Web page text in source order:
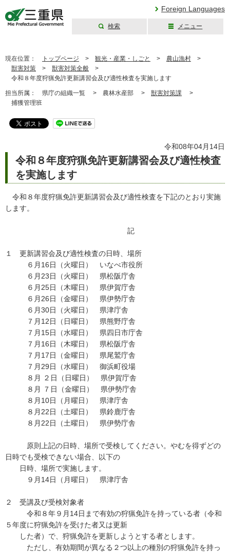
Foreign Languages
検索 メニュー
現在位置： トップページ > 観光・産業・しごと > 農山漁村 >
獣害対策 > 獣害対策全般 >
令和８年度狩猟免許更新講習会及び適性検査を実施します
担当所属： 県庁の組織一覧 > 農林水産部 > 獣害対策課 >
捕獲管理班
令和08年04月14日
令和８年度狩猟免許更新講習会及び適性検査
を実施します
令和８年度狩猟免許更新講習会及び適性検査を下記のとおり実施
します。
記
１ 更新講習会及び適性検査の日時、場所
６月16日（火曜日） いなべ市役所
６月23日（火曜日） 県松阪庁舎
６月25日（木曜日） 県伊賀庁舎
６月26日（金曜日） 県伊勢庁舎
６月30日（火曜日） 県津庁舎
７月12日（日曜日） 県熊野庁舎
７月15日（水曜日） 県四日市庁舎
７月16日（木曜日） 県松阪庁舎
７月17日（金曜日） 県尾鷲庁舎
７月29日（水曜日） 御浜町役場
８月 ２日（日曜日） 県伊賀庁舎
８月 ７日（金曜日） 県伊勢庁舎
８月10日（月曜日） 県津庁舎
８月22日（土曜日） 県鈴鹿庁舎
８月22日（土曜日） 県伊勢庁舎
原則上記の日時、場所で受検してください。やむを得ずどの
日時でも受検できない場合、以下の
日時、場所で実施します。
９月14日（月曜日） 県津庁舎
２ 受講及び受検対象者
令和８年９月14日まで有効の狩猟免許を持っている者（令和
５年度に狩猟免許を受けた者又は更新
した者）で、狩猟免許を更新しようとする者とします。
ただし、有効期間が異なる２つ以上の種別の狩猟免許を持っ